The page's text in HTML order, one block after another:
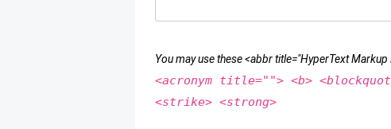
You may use these <abbr title="HyperText
<acronym title=""> <b>
<strike> <strong>